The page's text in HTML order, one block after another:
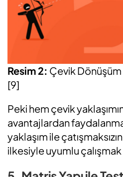
Resim 2: Çevik Dönüşüm
[9]
Peki hem çevik
avantajlardan
yaklaşım ile
ilkesiyle uyumlu